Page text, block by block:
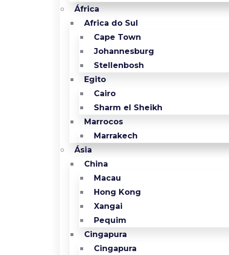
África
Africa do Sul
Cape Town
Johannesburg
Stellenbosh
Egito
Cairo
Sharm el Sheikh
Marrocos
Marrakech
Ásia
China
Macau
Hong Kong
Xangai
Pequim
Cingapura
Cingapura